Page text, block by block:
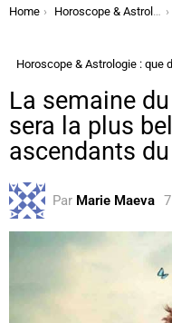
You are here:
Home Horoscope & Astrologie : que disent les astres ?
Horoscope & Astrologie : que
La semaine
sera la plus
ascendants
Par Marie Maeva